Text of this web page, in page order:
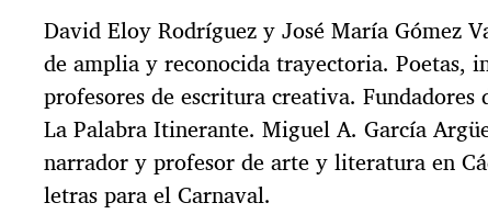
David Eloy Rodríguez y José María Gómez
de amplia y reconocida trayectoria. Poetas,
profesores de escritura creativa. Fundadores
La Palabra Itinerante. Miguel A. García
narrador y profesor de arte y literatura en
letras para el Carnaval.